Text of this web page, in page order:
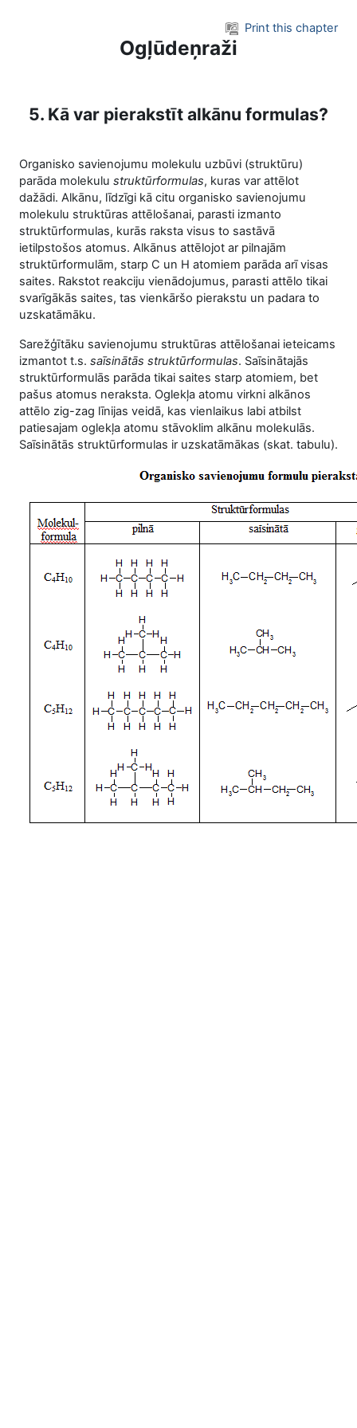
Print this chapter
Ogļūdeņraži
5. Kā var pierakstīt alkānu formulas?
Organisko savienojumu molekulu uzbūvi (struktūru)
parāda molekulu struktūrformulas, kuras var attēlot
dažādi. Alkānu, līdzīgi kā citu organisko savienojumu
molekulu struktūras attēlošanai, parasti izmanto
struktūrformulas, kurās raksta visus to sastāvā
ietilpstošos atomus. Alkānus attēlojot ar pilnajām
struktūrformulām, starp C un H atomiem parāda arī visas
saites. Rakstot reakciju vienādojumus, parasti attēlo tikai
svarīgākās saites, tas vienkāršo pierakstu un padara to
uzskatāmāku.
Sarežģītāku savienojumu struktūras attēlošanai ieteicams
izmantot t.s. saīsinātās struktūrformulas. Saīsinātajās
struktūrformulās parāda tikai saites starp atomiem, bet
pašus atomus neraksta. Oglekļa atomu virkni alkānos
attēlo zig-zag līnijas veidā, kas vienlaikus labi atbilst
patiesajam oglekļa atomu stāvoklim alkānu molekulās.
Saīsinātās struktūrformulas ir uzskatāmākas (skat. tabulu).